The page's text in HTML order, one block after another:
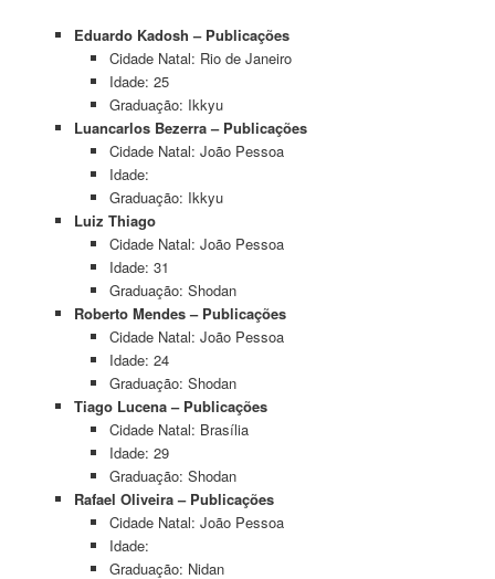
Eduardo Kadosh – Publicações
Cidade Natal: Rio de Janeiro
Idade: 25
Graduação: Ikkyu
Luancarlos Bezerra – Publicações
Cidade Natal: João Pessoa
Idade:
Graduação: Ikkyu
Luiz Thiago
Cidade Natal: João Pessoa
Idade: 31
Graduação: Shodan
Roberto Mendes – Publicações
Cidade Natal: João Pessoa
Idade: 24
Graduação: Shodan
Tiago Lucena – Publicações
Cidade Natal: Brasília
Idade: 29
Graduação: Shodan
Rafael Oliveira – Publicações
Cidade Natal: João Pessoa
Idade:
Graduação: Nidan